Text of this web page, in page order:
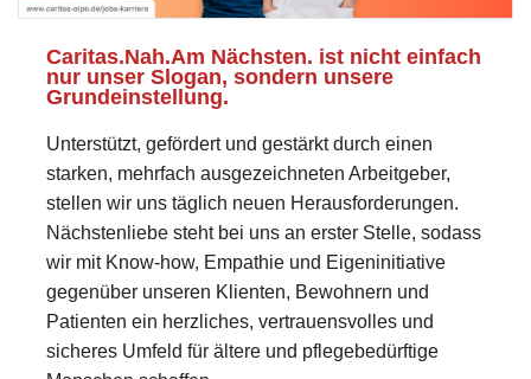
Caritas.Nah.Am Nächsten. ist nicht einfach
nur unser Slogan, sondern unsere
Grundeinstellung.
Unterstützt, gefördert und gestärkt durch einen
starken, mehrfach ausgezeichneten Arbeitgeber,
stellen wir uns täglich neuen Herausforderungen.
Nächstenliebe steht bei uns an erster Stelle, sodass
wir mit Know-how, Empathie und Eigeninitiative
gegenüber unseren Klienten, Bewohnern und
Patienten ein herzliches, vertrauensvolles und
sicheres Umfeld für ältere und pflegebedürftige